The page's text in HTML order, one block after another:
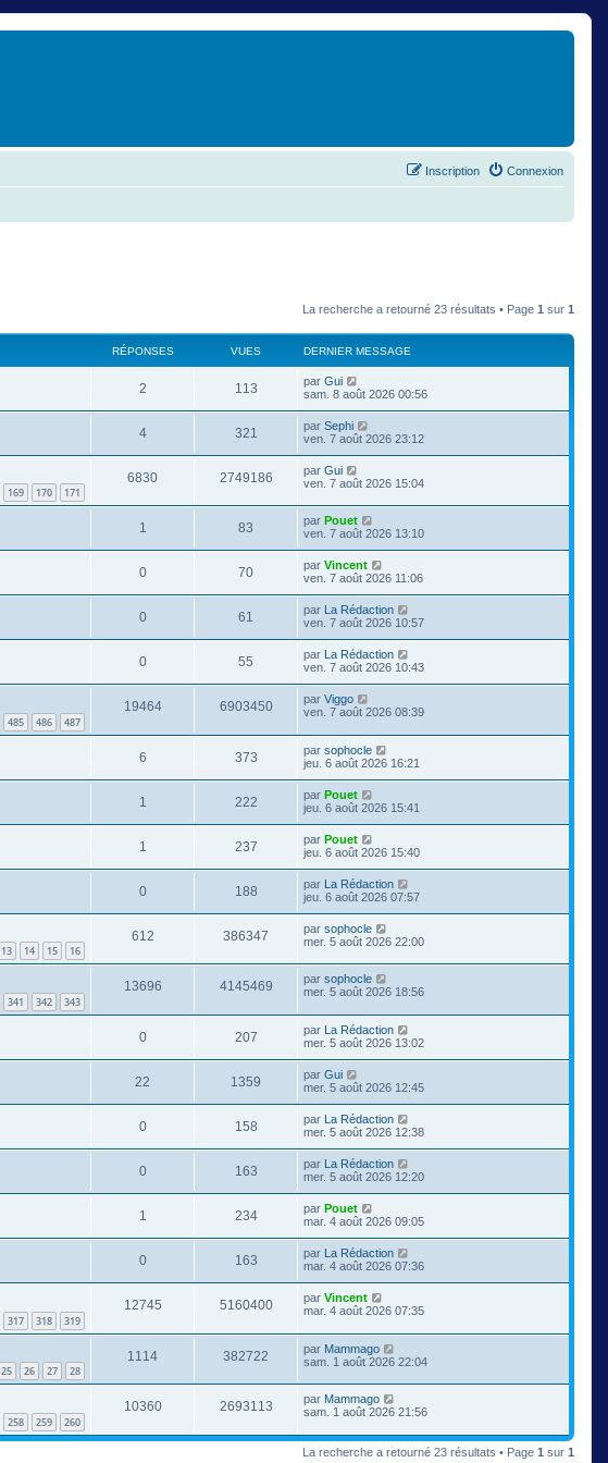
Connexion
Inscription
La recherche a retourné 23 résultats • Page 1 sur 1
RÉPONSES VUES DERNIER MESSAGE
2 113 par Gui
sam. 8 août 2026 00:56
4 321 par Sephi
ven. 7 août 2026 23:12
169 170 171
6830 2749186 par Gui
ven. 7 août 2026 15:04
1 83 par Pouet
ven. 7 août 2026 13:10
0 70 par Vincent
ven. 7 août 2026 11:06
0 61 par La Rédaction
ven. 7 août 2026 10:57
0 55 par La Rédaction
ven. 7 août 2026 10:43
485 486 487
19464 6903450 par Viggo
ven. 7 août 2026 08:39
6 373 par sophocle
jeu. 6 août 2026 16:21
1 222 par Pouet
jeu. 6 août 2026 15:41
1 237 par Pouet
jeu. 6 août 2026 15:40
0 188 par La Rédaction
jeu. 6 août 2026 07:57
13 14 15 16
612 386347 par sophocle
mer. 5 août 2026 22:00
341 342 343
13696 4145469 par sophocle
mer. 5 août 2026 18:56
0 207 par La Rédaction
mer. 5 août 2026 13:02
22 1359 par Gui
mer. 5 août 2026 12:45
0 158 par La Rédaction
mer. 5 août 2026 12:38
0 163 par La Rédaction
mer. 5 août 2026 12:20
1 234 par Pouet
mar. 4 août 2026 09:05
0 163 par La Rédaction
mar. 4 août 2026 07:36
317 318 319
12745 5160400 par Vincent
mar. 4 août 2026 07:35
25 26 27 28
1114 382722 par Mammago
sam. 1 août 2026 22:04
258 259 260
10360 2693113 par Mammago
sam. 1 août 2026 21:56
La recherche a retourné 23 résultats • Page 1 sur 1